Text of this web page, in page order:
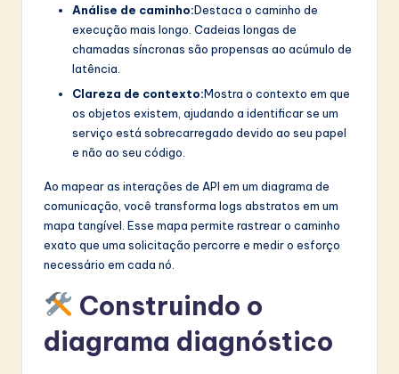
Análise de caminho:Destaca o caminho de
execução mais longo. Cadeias longas de
chamadas síncronas são propensas ao acúmulo de
latência.
Clareza de contexto:Mostra o contexto em que
os objetos existem, ajudando a identificar se um
serviço está sobrecarregado devido ao seu papel
e não ao seu código.
Ao mapear as interações de API em um diagrama de
comunicação, você transforma logs abstratos em um
mapa tangível. Esse mapa permite rastrear o caminho
exato que uma solicitação percorre e medir o esforço
necessário em cada nó.
Construindo o
diagrama diagnóstico